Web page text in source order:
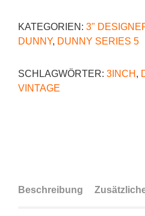
KATEGORIEN: 3"
DUNNY, DUNNY SERIES 5
SCHLAGWÖRTER: 3INCH ,
VINTAGE
Beschreibung